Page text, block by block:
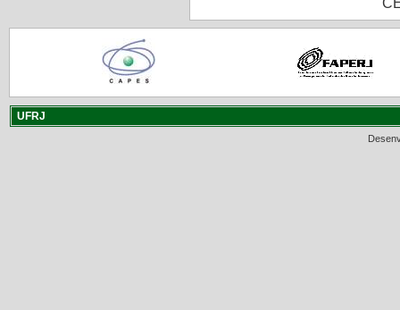
UFRJ